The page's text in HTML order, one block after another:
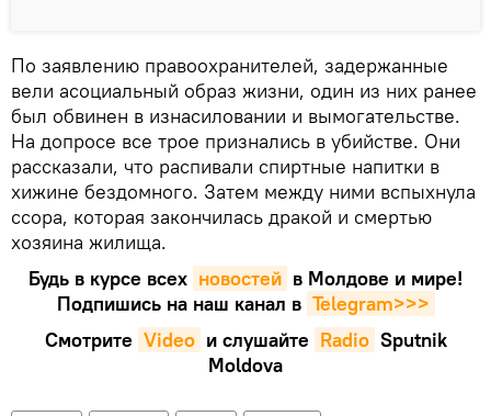
По заявлению правоохранителей, задержанные
вели асоциальный образ жизни, один из них ранее
был обвинен в изнасиловании и вымогательстве.
На допросе все трое признались в убийстве. Они
рассказали, что распивали спиртные напитки в
хижине бездомного. Затем между ними вспыхнула
ссора, которая закончилась дракой и смертью
хозяина жилища.
Будь в курсе всех новостей в Молдове и мире!
Подпишись на наш канал в Telegram>>>
Смотрите Video и слушайте Radio Sputnik
Moldova